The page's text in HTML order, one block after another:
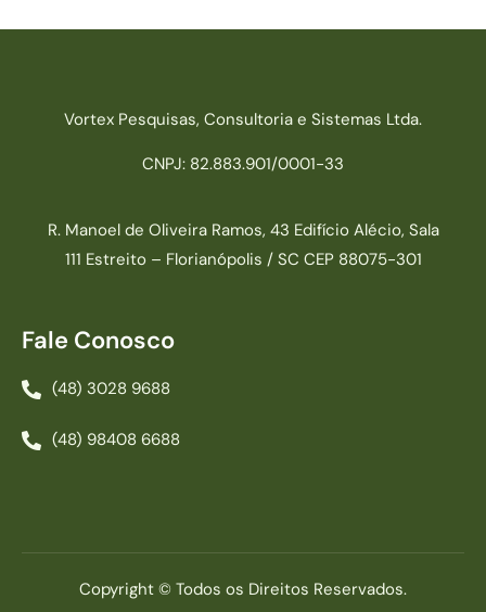
Vortex Pesquisas, Consultoria e Sistemas Ltda.
CNPJ: 82.883.901/0001-33
R. Manoel de Oliveira Ramos, 43 Edifício Alécio, Sala
111 Estreito – Florianópolis / SC CEP 88075-301
Fale Conosco
(48) 3028 9688
(48) 98408 6688
Copyright © Todos os Direitos Reservados.